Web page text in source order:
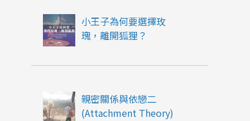
小王子為何要選擇玫
瑰，離開狐狸？
親密關係與依戀二
(Attachment Theory)